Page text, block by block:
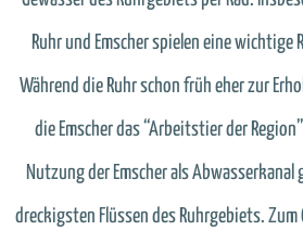
Ruhr und Emscher spielen eine wichtige
Während die Ruhr schon früh eher zur
die Emscher das “Arbeitstier der
Nutzung der Emscher als Abwasserkanal
dreckigsten Flüssen des Ruhrgebiets.